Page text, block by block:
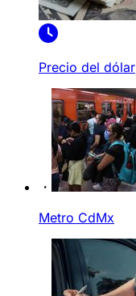
Precio del dólar
Metro CdMx